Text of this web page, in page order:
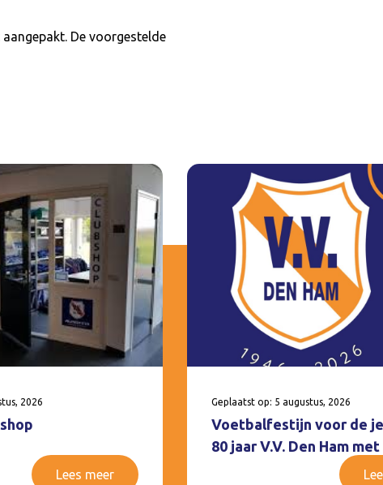
De voorgestelde
2026
Lees meer
Geplaatst op: 5 augustus, 2026
Voetbalfestijn voor de
80 jaar V.V. Den Ham